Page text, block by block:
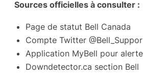
Sources officielles à consulter :
Page de statut Bell Canada
Compte Twitter
Application MyBell pour
Downdetector.ca section Bell